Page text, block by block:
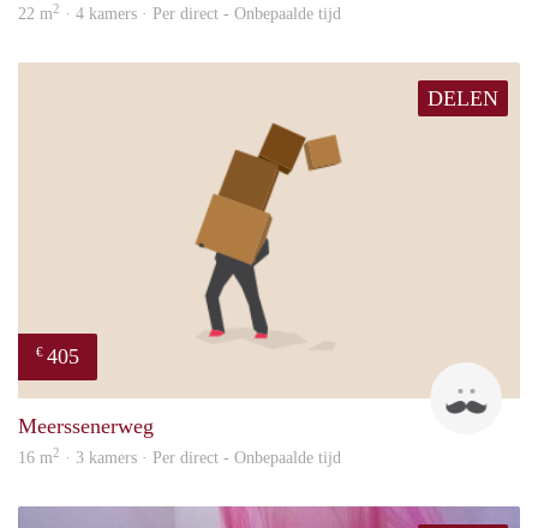
22 m2 · 4 kamers · Per direct - Onbepaalde tijd
DELEN
€ 405
Meerssenerweg
16 m2 · 3 kamers · Per direct - Onbepaalde tijd